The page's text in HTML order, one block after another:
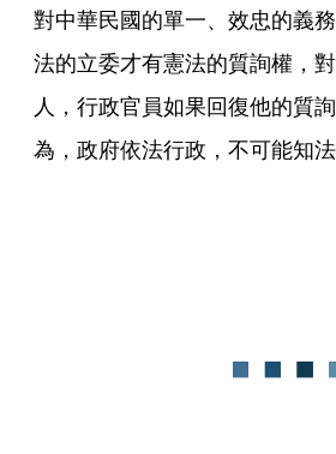
對中華民國的單一、效忠的義
法的立委才有憲法的質詢權，
人，行政官員如果回復他的質
為，政府依法行政，不可能知法